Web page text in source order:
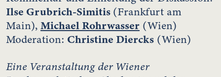
Ilse Grubrich-Simitis (Frankfurt am
Main), Michael Rohrwasser (Wien)
Moderation: Christine Diercks (Wien)
Eine Veranstaltung der Wiener